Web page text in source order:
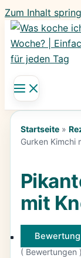
Zum Inhalt
Startseite»
Gurken Kimchi
mit
( Bewertungen )